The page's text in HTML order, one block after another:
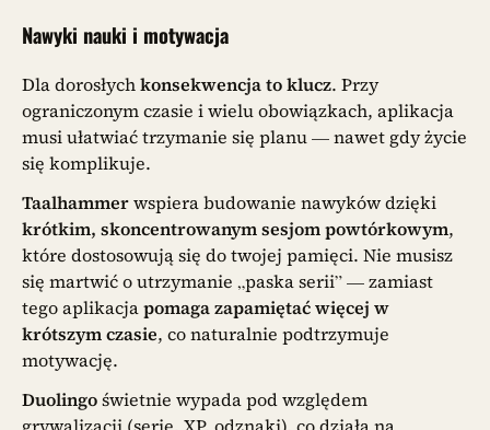
Nawyki nauki i motywacja
Dla dorosłychkonsekwencja to klucz. Przy
ograniczonym czasie i wielu obowiązkach, aplikacja
musi ułatwiać trzymanie się planu — nawet gdy życie
się komplikuje.
Taalhammerwspiera budowanie nawyków dzięki
krótkim, skoncentrowanym sesjom powtórkowym,
które dostosowują się do twojej pamięci. Nie musisz
się martwić o utrzymanie „paska serii” — zamiast
tego aplikacjapomaga zapamiętać więcej w
krótszym czasie, co naturalnie podtrzymuje
motywację.
Duolingoświetnie wypada pod względem